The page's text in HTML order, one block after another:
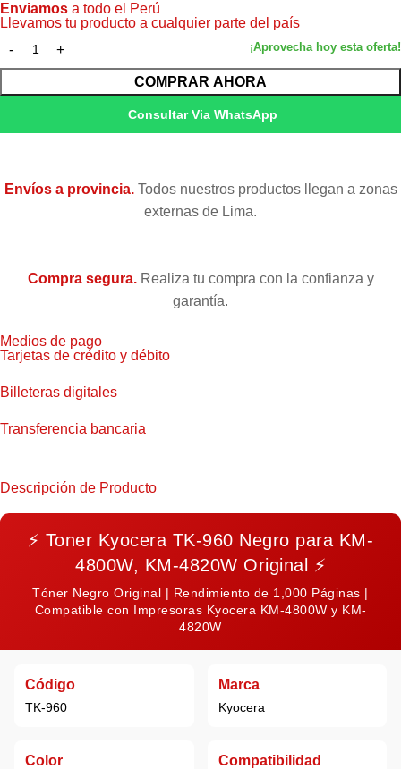
Enviamos a todo el Perú
Llevamos tu producto a cualquier parte del país
COMPRAR AHORA
Consultar Via WhatsApp
Envíos a provincia.Todos nuestros productos llegan a zonas
externas de Lima.
Compra segura.Realiza tu compra con la confianza y
garantía.
Medios de pago
Tarjetas de crédito y débito
Billeteras digitales
Transferencia bancaria
Descripción de Producto
⚡ Toner Kyocera TK-960 Negro para KM-
4800W, KM-4820W Original
⚡
Tóner Negro Original | Rendimiento de 1,000 Páginas |
Compatible con Impresoras Kyocera KM-4800W y KM-
4820W
Código
TK-960
Marca
Kyocera
Color Compatibilidad